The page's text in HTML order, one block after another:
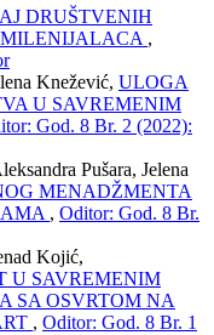
DRUŠTVENIH
,
Knežević, ULOGA
U SAVREMENIM
God. 8 Br. 2 (2022):
Pušara, Jelena
MENADŽMENTA
, Oditor: God. 8 Br.
Kojić,
U SAVREMENIM
SA OSVRTOM NA
, Oditor: God. 8 Br. 1